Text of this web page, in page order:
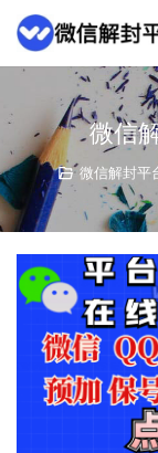
微信
微信解封平